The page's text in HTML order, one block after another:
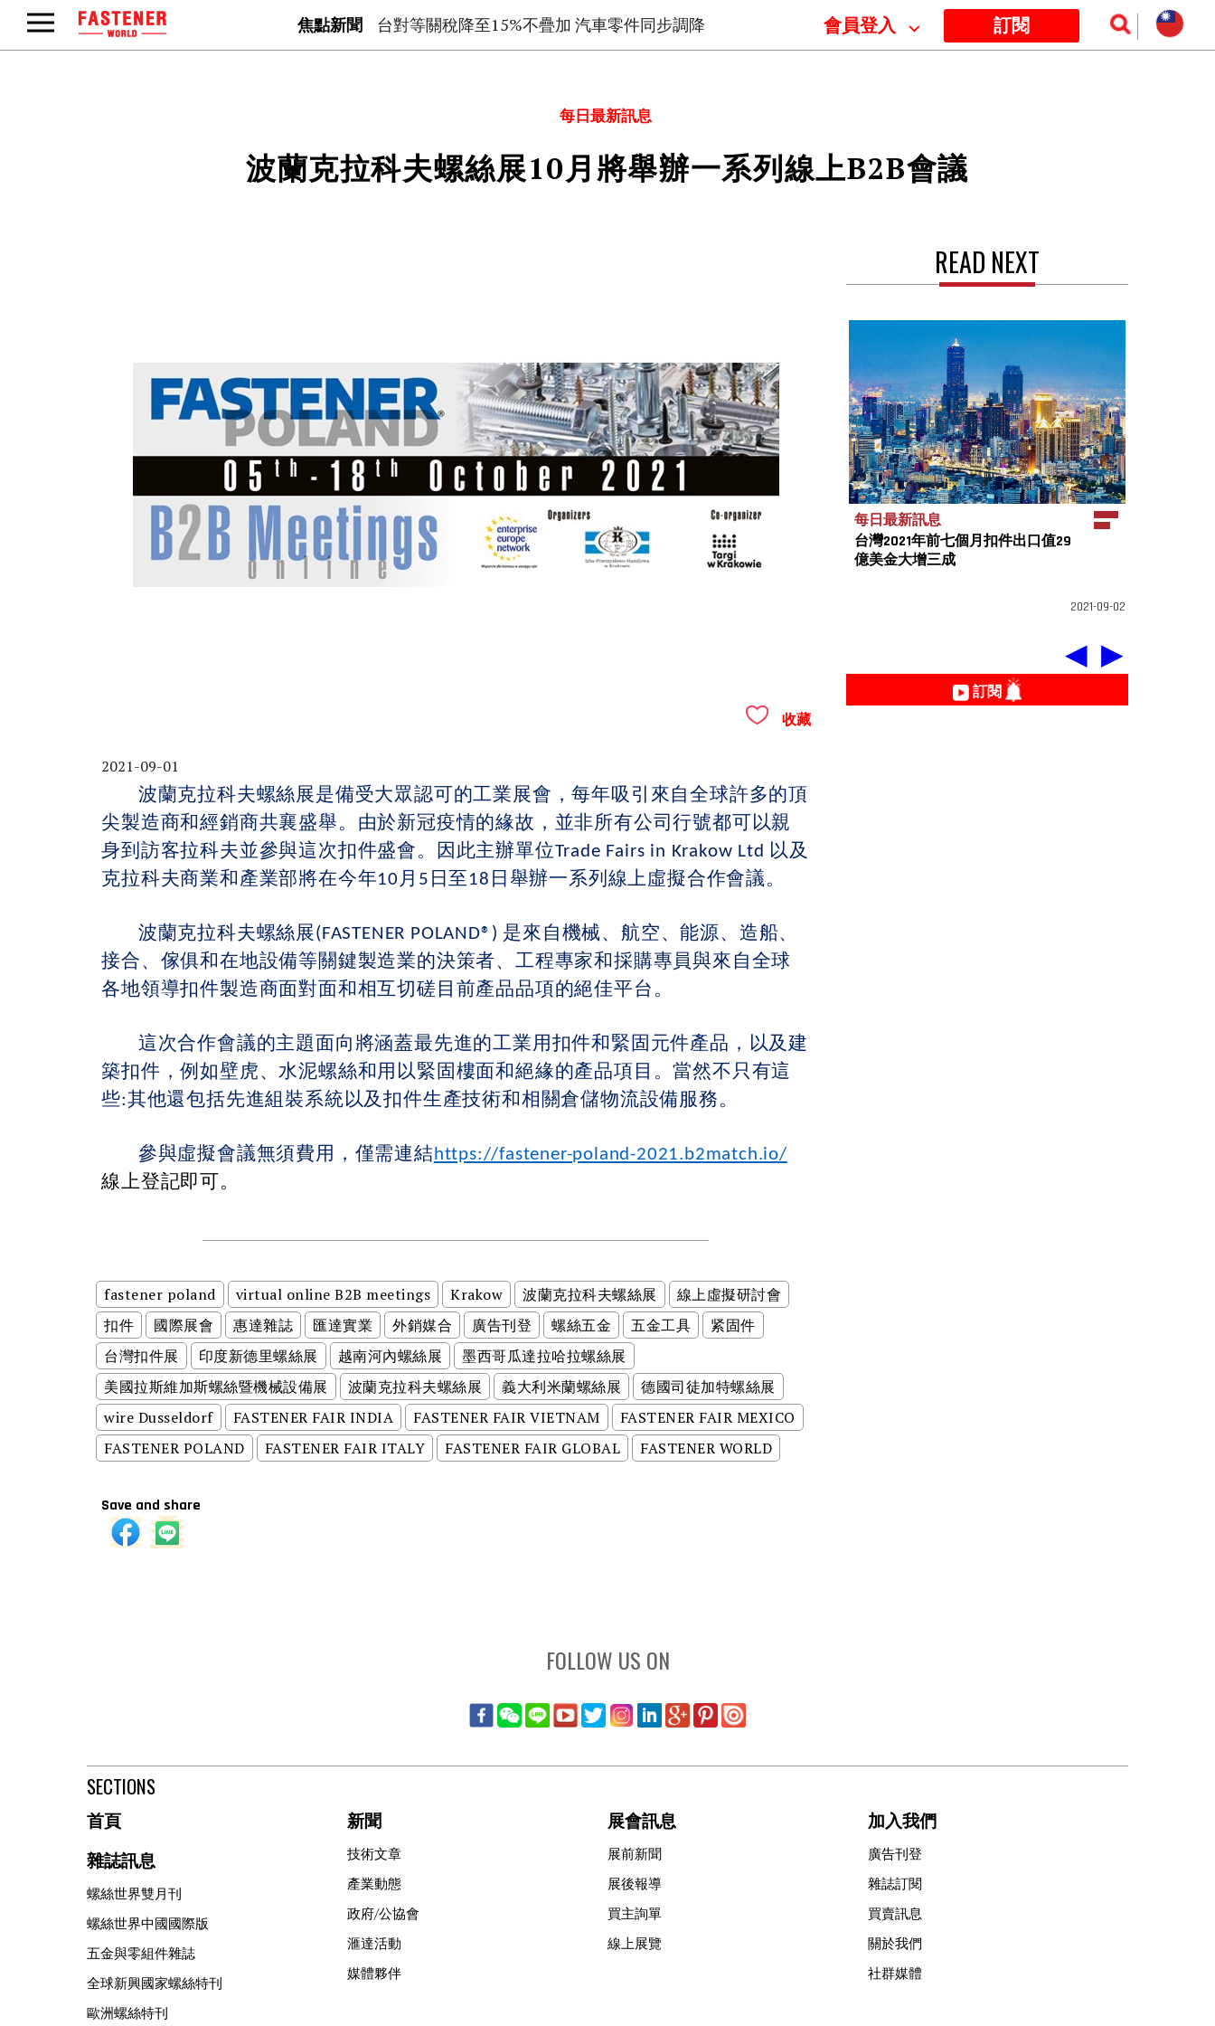
焦點新聞 台對等關稅降至15%不疊加 汽車零件同步調降 會員登入 ⌵ 訂閱
每日最新訊息
波蘭克拉科夫螺絲展10月將舉辦一系列線上B2B會議
收藏
2021-09-01
波蘭克拉科夫螺絲展是備受大眾認可的工業展會，每年吸引來自全球許多的頂
尖製造商和經銷商共襄盛舉。由於新冠疫情的緣故，並非所有公司行號都可以親
身到訪客拉科夫並參與這次扣件盛會。因此主辦單位Trade Fairs in Krakow Ltd 以及
克拉科夫商業和產業部將在今年10月5日至18日舉辦一系列線上虛擬合作會議。
波蘭克拉科夫螺絲展(FASTENER POLAND®) 是來自機械、航空、能源、造船、
接合、傢俱和在地設備等關鍵製造業的決策者、工程專家和採購專員與來自全球
各地領導扣件製造商面對面和相互切磋目前產品品項的絕佳平台。
這次合作會議的主題面向將涵蓋最先進的工業用扣件和緊固元件產品，以及建
築扣件，例如壁虎、水泥螺絲和用以緊固樓面和絕緣的產品項目。當然不只有這
些:其他還包括先進組裝系統以及扣件生產技術和相關倉儲物流設備服務。
參與虛擬會議無須費用，僅需連結 https://fastener-poland-2021.b2match.io/
線上登記即可。
fastener poland virtual online B2B meetings Krakow 波蘭克拉科夫螺絲展
線上虛擬研討會
扣件
國際展會 惠達雜誌 匯達實業 外銷媒合 廣告刊登 螺絲五金 五金工具
紧固件
台灣扣件展
印度新德里螺絲展 越南河內螺絲展
墨西哥瓜達拉哈拉螺絲展
美國拉斯維加斯螺絲暨機械設備展
波蘭克拉科夫螺絲展 義大利米蘭螺絲展
德國司徒加特螺絲展
wire Dusseldorf
FASTENER FAIR INDIA FASTENER FAIR VIETNAM
FASTENER FAIR MEXICO
FASTENER POLAND
FASTENER FAIR ITALY FASTENER FAIR GLOBAL FASTENER WORLD
Save and share
READ NEXT
每日最新訊息
台灣2021年前七個月扣件出口值29
億美金大增三成
2021-09-02
◀ ▶
訂閱
FOLLOW US ON
SECTIONS
首頁
雜誌訊息
螺絲世界雙月刊
螺絲世界中國國際版
五金與零組件雜誌
全球新興國家螺絲特刊
歐洲螺絲特刊
新聞
技術文章
產業動態
政府/公協會
滙達活動
媒體夥伴
展會訊息
展前新聞
展後報導
買主詢單
線上展覽
加入我們
廣告刊登
雜誌訂閱
買賣訊息
關於我們
社群媒體